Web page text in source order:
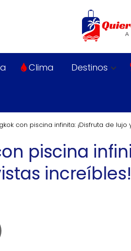
Clima Destinos
con piscina infinita: ¡Disfruta de lujo
piscina
increíbles!